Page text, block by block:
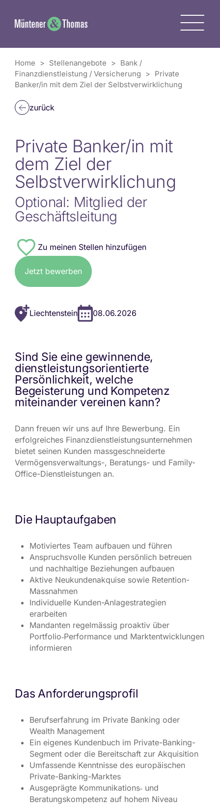
springen
Home > Stellenangebote > Bank /
Finanzdienstleistung / Versicherung > Private
Banker/in mit dem Ziel der Selbstverwirklichung
zurück
Private Banker/in mit
dem Ziel der
Selbstverwirklichung
Optional: Mitglied der
Geschäftsleitung
#8082
Jetzt bewerben
Liechtenstein 08.06.2026
Sind Sie eine gewinnende,
dienstleistungsorientierte
Persönlichkeit, welche
Begeisterung und Kompetenz
miteinander vereinen kann?
Dann freuen wir uns auf Ihre Bewerbung. Ein
erfolgreiches Finanzdienstleistungsunternehmen
bietet seinen Kunden massgeschneiderte
Vermögensverwaltungs-, Beratungs- und Family-
Office-Dienstleistungen an.
Die Hauptaufgaben
Motiviertes Team aufbauen und führen
Anspruchsvolle Kunden persönlich betreuen
und nachhaltige Beziehungen aufbauen
Aktive Neukundenakquise sowie Retention-
Massnahmen
Individuelle Kunden-Anlagestrategien
erarbeiten
Mandanten regelmässig proaktiv über
Portfolio‑Performance und Marktentwicklungen
informieren
Das Anforderungsprofil
Berufserfahrung im Private Banking oder
Wealth Management
Ein eigenes Kundenbuch im Private-Banking-
Segment oder die Bereitschaft zur Akquisition
Umfassende Kenntnisse des europäischen
Private-Banking-Marktes
Ausgeprägte Kommunikations‑ und
Beratungskompetenz auf hohem Niveau